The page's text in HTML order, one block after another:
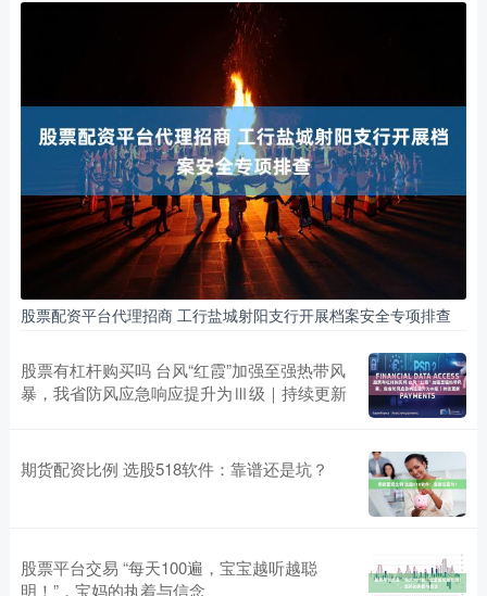
股票配资平台代理招商 工行盐城射阳支行开展档案安全专项排查
股票有杠杆购买吗 台风“红霞”加强至强热带风
暴，我省防风应急响应提升为Ⅲ级｜持续更新
期货配资比例 选股518软件：靠谱还是坑？
股票平台交易 “每天100遍，宝宝越听越聪
明！”，宝妈的执着与信念